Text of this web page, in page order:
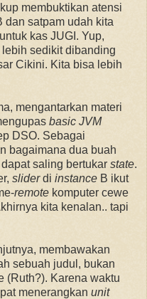
membuktikan atensi
dan satpam udah kita
kas JUGI. Yup,
sedikit dibanding
Cikini. Kita bisa lebih
mengantarkan materi
basic JVM
DSO. Sebagai
bagaimana dua buah
saling bertukar state.
sliderdi instance B ikut
remote komputer cewe
kita kenalan.. tapi
membawakan
sebuah judul, bukan
(Ruth?). Karena waktu
menerangkan unit